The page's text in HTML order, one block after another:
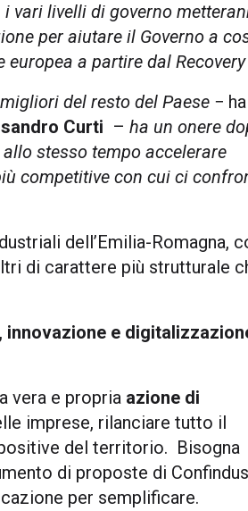
vari livelli di governo
per aiutare il Governo a
a partire dal
del resto del Paese − ha
Curti – ha un onere
stesso tempo accelerare
competitive con cui ci
dell’Emilia-Romagna,
di carattere più strutturale
innovazione e
vera e propria azione di
imprese, rilanciare tutto il
del territorio. Bisogna
di proposte di
per semplificare.